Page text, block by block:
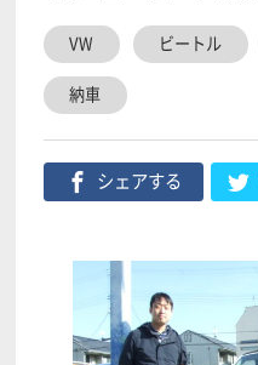
VW ビートル
納車
シェアする